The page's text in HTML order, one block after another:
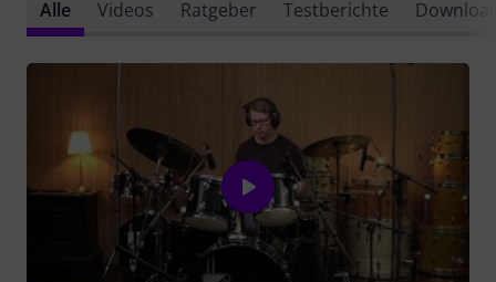
Alle Videos Ratgeber Testberichte